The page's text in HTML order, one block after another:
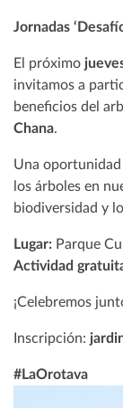
Jornadas
El próximo
invitamos a
beneficios del
Chana.
Una
los árboles en
biodiversidad y
Lugar: Parque
Actividad
¡Celebremos
Inscripción:
#LaOrotava